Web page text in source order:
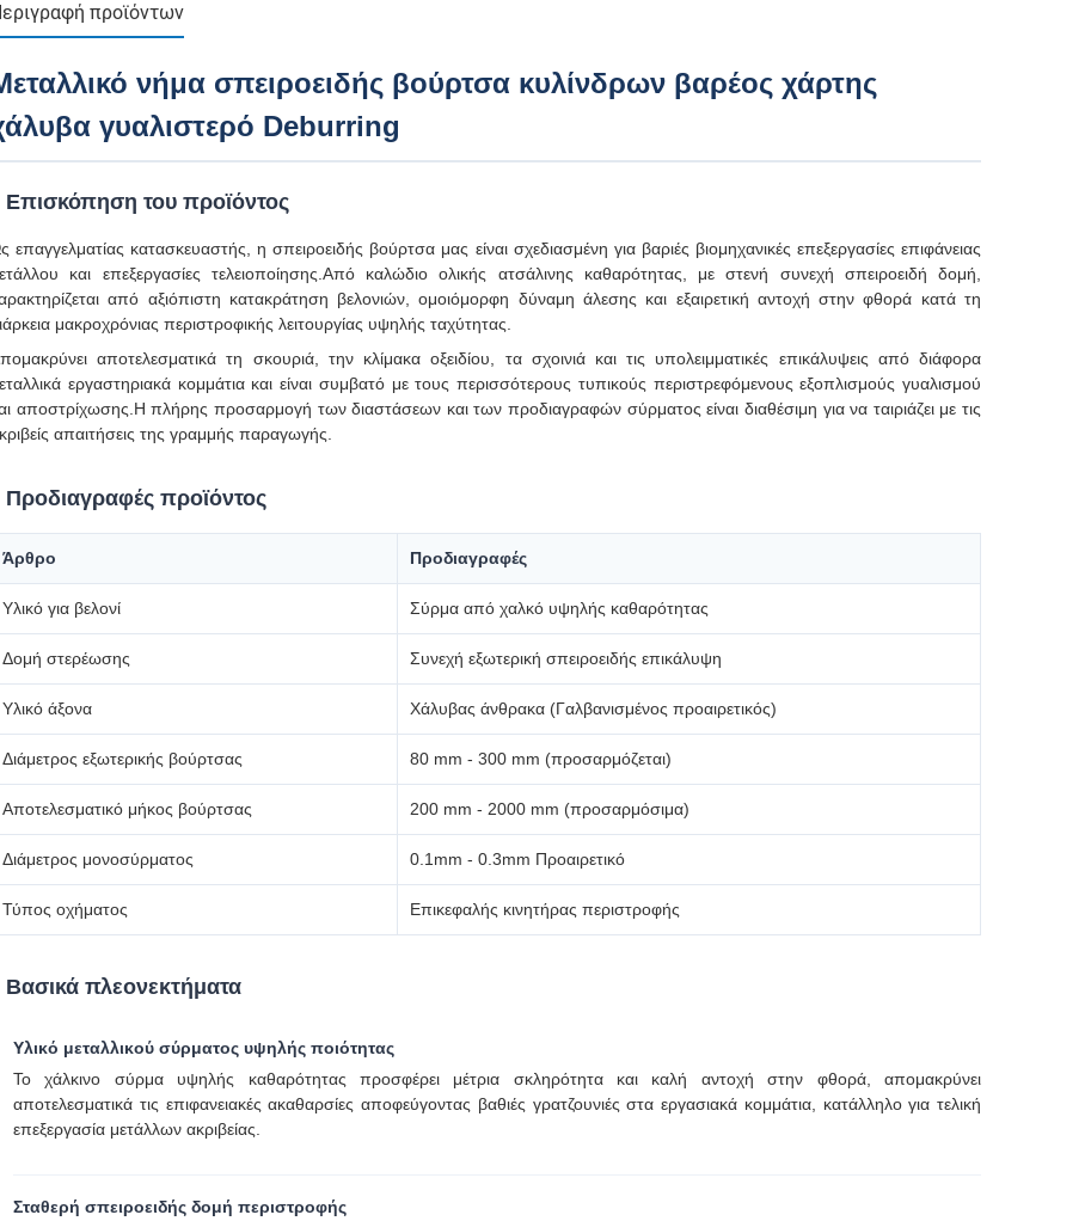
προϊόντων
νήμα σπειροειδής βούρτσα κυλίνδρων βαρέος χάρτης
γυαλιστερό Deburring
Επισκόπηση του προϊόντος
επαγγελματίας κατασκευαστής, η σπειροειδής βούρτσα μας είναι σχεδιασμένη για βαριές βιομηχανικές επεξεργασίες επιφάνειας
και επεξεργασίες τελειοποίησης.Από καλώδιο ολικής ατσάλινης καθαρότητας, με στενή συνεχή σπειροειδή δομή,
από αξιόπιστη κατακράτηση βελονιών, ομοιόμορφη δύναμη άλεσης και εξαιρετική αντοχή στην φθορά κατά τη
μακροχρόνιας περιστροφικής λειτουργίας υψηλής ταχύτητας.
αποτελεσματικά τη σκουριά, την κλίμακα οξειδίου, τα σχοινιά και τις υπολειμματικές επικάλυψεις από διάφορα
εργαστηριακά κομμάτια και είναι συμβατό με τους περισσότερους τυπικούς περιστρεφόμενους εξοπλισμούς γυαλισμού
αποστρίχωσης.Η πλήρης προσαρμογή των διαστάσεων και των προδιαγραφών σύρματος είναι διαθέσιμη για να ταιριάζει με τις
απαιτήσεις της γραμμής παραγωγής.
Προδιαγραφές προϊόντος
Άρθρο Προδιαγραφές
Υλικό για βελονί Σύρμα από χαλκό υψηλής καθαρότητας
Δομή στερέωσης Συνεχή εξωτερική σπειροειδής επικάλυψη
Υλικό άξονα Χάλυβας άνθρακα (Γαλβανισμένος προαιρετικός)
Διάμετρος εξωτερικής βούρτσας 80 mm - 300 mm (προσαρμόζεται)
Αποτελεσματικό μήκος βούρτσας 200 mm - 2000 mm (προσαρμόσιμα)
Διάμετρος μονοσύρματος 0.1mm - 0.3mm Προαιρετικό
Τύπος οχήματος Επικεφαλής κινητήρας περιστροφής
Βασικά πλεονεκτήματα
Υλικό μεταλλικού σύρματος υψηλής ποιότητας
Το χάλκινο σύρμα υψηλής καθαρότητας προσφέρει μέτρια σκληρότητα και καλή αντοχή στην φθορά, απομακρύνει
αποτελεσματικά τις επιφανειακές ακαθαρσίες αποφεύγοντας βαθιές γρατζουνιές στα εργασιακά κομμάτια, κατάλληλο για τελική
επεξεργασία μετάλλων ακριβείας.
Σταθερή σπειροειδής δομή περιστροφής